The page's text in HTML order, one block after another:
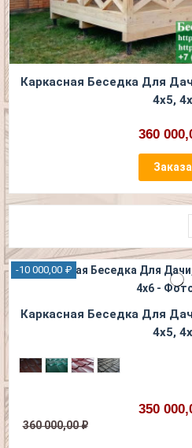
Каркасная Беседка Для
4х5,
360
-10 000,00 ₽
Каркасная Беседка Для
4х5,
350
360 000,00 ₽